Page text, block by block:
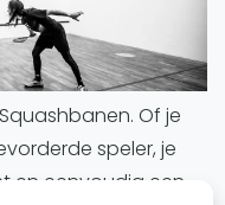
Of je
speler, je
en eenvoudig een